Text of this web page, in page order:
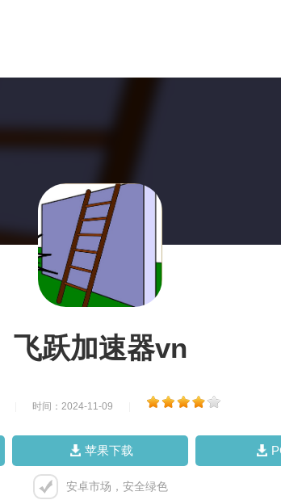
飞跃加速器vn
时间：2024-11-09
苹果下载
安卓市场，安全绿色